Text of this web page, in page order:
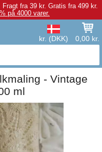
Fragt fra 39 kr. Gratis fra 499 kr.
på 4000 varer.
kr. (DKK) 0,00 kr.
- Vintage
ml